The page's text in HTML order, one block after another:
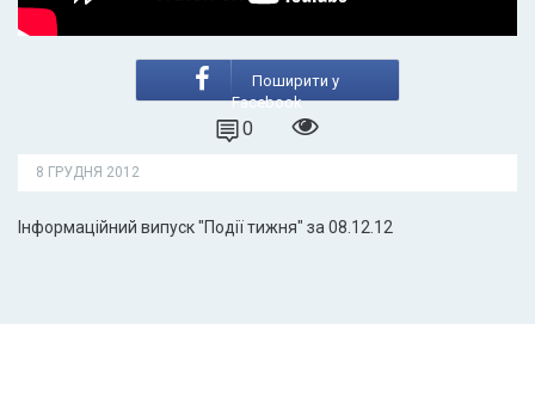
Поширити у
Facebook
0
8 ГРУДНЯ 2012
Інформаційний випуск "Події тижня" за 08.12.12